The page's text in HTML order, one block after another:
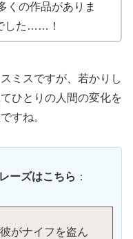
くの作品がありま
した……！
ミスですが、若かりし
ひとりの人間の変化を
すね。
ーズはこちら ：
がナイフを盗ん